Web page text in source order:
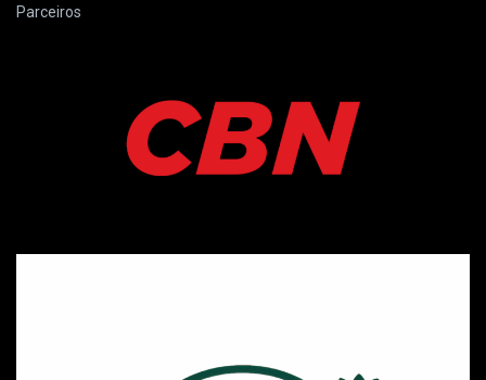
Parceiros